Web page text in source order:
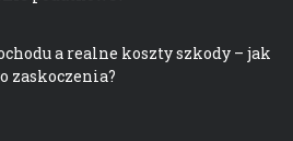
a realne koszty szkody – jak
zaskoczenia?